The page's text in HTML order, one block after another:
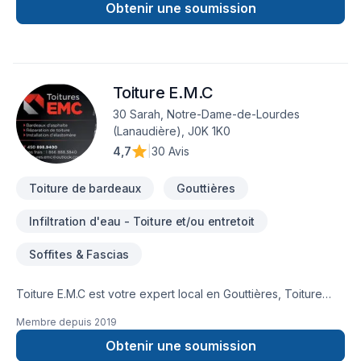
sommes la référence!!Obtenir une soumission
Toiture E.M.C
30 Sarah, Notre-Dame-de-Lourdes
(Lanaudière), J0K 1K0
4,7
30 Avis
Toiture de bardeaux Gouttières
Infiltration d'eau - Toiture et/ou entretoit
Soffites & Fascias
Toiture E.M.C est votre expert local en Gouttières, Toiture
Québec,Lanaudière,Laurentides,Laval,Mauricie, combinant
expérience, innovation et rigueur. Grâce à notre approche
Membre depuis 2019
Obtenir une soumission